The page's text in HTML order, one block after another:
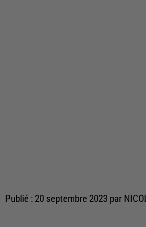
Publié : 20 septembre 2023 par